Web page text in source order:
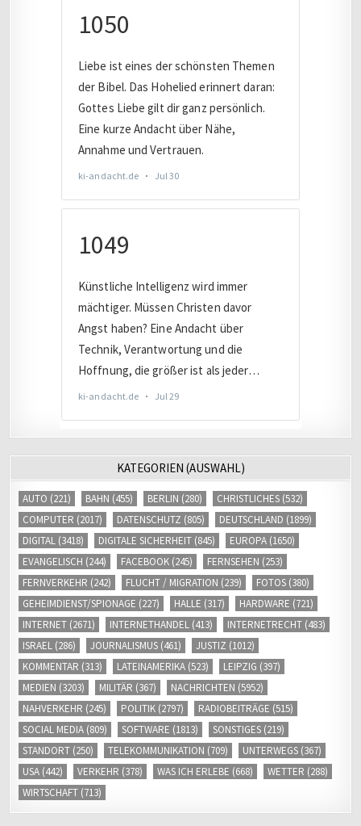
KATEGORIEN (AUSWAHL)
AUTO (221) BAHN (455) BERLIN (280) CHRISTLICHES (532)
COMPUTER (2017) DATENSCHUTZ (805) DEUTSCHLAND (1899)
DIGITAL (3418) DIGITALE SICHERHEIT (845) EUROPA (1650)
EVANGELISCH (244) FACEBOOK (245) FERNSEHEN (253)
FERNVERKEHR (242) FLUCHT / MIGRATION (239) FOTOS (380)
GEHEIMDIENST/SPIONAGE (227) HALLE (317) HARDWARE (721)
INTERNET (2671) INTERNETHANDEL (413) INTERNETRECHT (483)
ISRAEL (286) JOURNALISMUS (461) JUSTIZ (1012)
KOMMENTAR (313) LATEINAMERIKA (523) LEIPZIG (397)
MEDIEN (3203) MILITÄR (367) NACHRICHTEN (5952)
NAHVERKEHR (245) POLITIK (2797) RADIOBEITRÄGE (515)
SOCIAL MEDIA (809) SOFTWARE (1813) SONSTIGES (219)
STANDORT (250) TELEKOMMUNIKATION (709) UNTERWEGS (367)
USA (442) VERKEHR (378) WAS ICH ERLEBE (668) WETTER (288)
WIRTSCHAFT (713)